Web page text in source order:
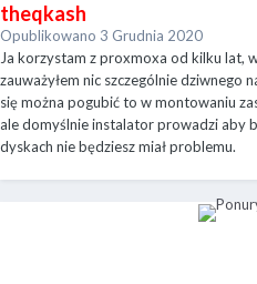
theqkash
Opublikowano 3 Grudnia 2020
Ja korzystam z proxmoxa od kilku lat,
zauważyłem nic szczególnie dziwnego
się można pogubić to w montowaniu
ale domyślnie instalator prowadzi aby
dyskach nie będziesz miał problemu.